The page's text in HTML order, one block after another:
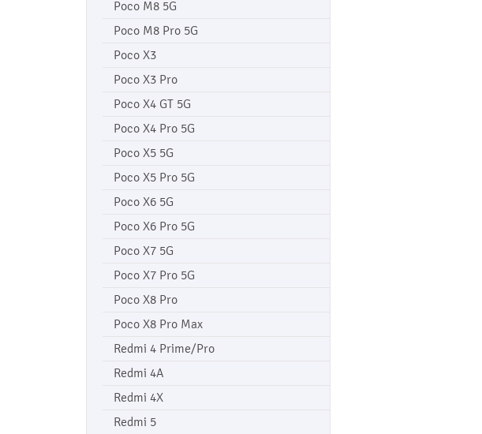
Poco M8 5G
Poco M8 Pro 5G
Poco X3
Poco X3 Pro
Poco X4 GT 5G
Poco X4 Pro 5G
Poco X5 5G
Poco X5 Pro 5G
Poco X6 5G
Poco X6 Pro 5G
Poco X7 5G
Poco X7 Pro 5G
Poco X8 Pro
Poco X8 Pro Max
Redmi 4 Prime/Pro
Redmi 4A
Redmi 4X
Redmi 5